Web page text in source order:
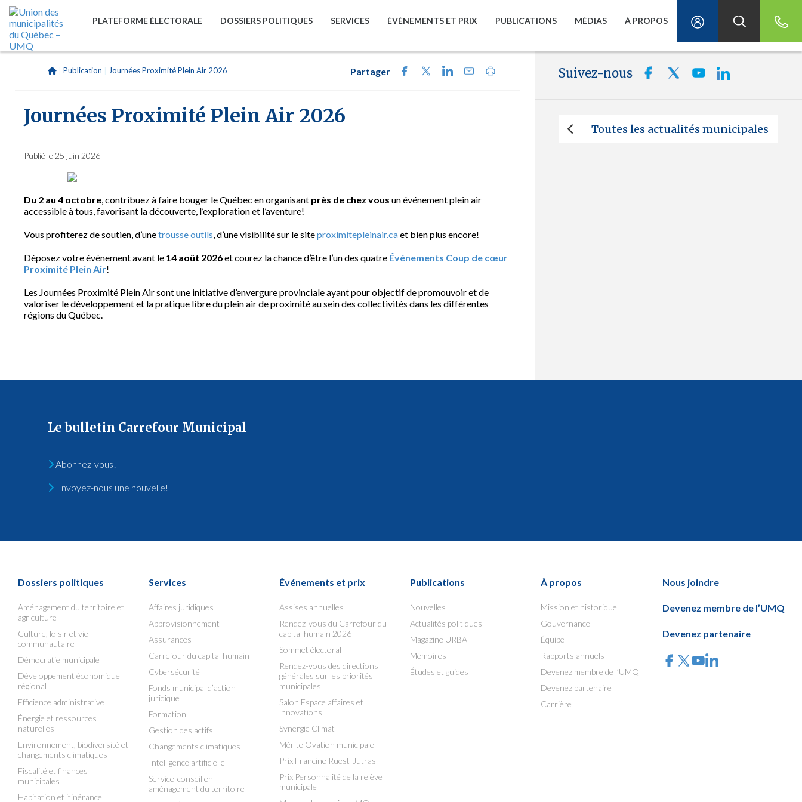
PLATEFORME ÉLECTORALE DOSSIERS POLITIQUES SERVICES ÉVÉNEMENTS ET PRIX PUBLICATIONS MÉDIAS À PROPOS
Publication Journées Proximité Plein Air 2026 Partager
Journées Proximité Plein Air 2026
Publié le 25 juin 2026
Du 2 au 4 octobre, contribuez à faire bouger le Québec en organisant près de chez vous un événement plein air
accessible à tous, favorisant la découverte, l’exploration et l’aventure!
Vous profiterez de soutien, d’unetrousse outils, d’une visibilité sur le siteproximitepleinair.caet bien plus encore!
Déposez votre événement avant le 14 août 2026et courez la chance d’être l’un des quatre Événements Coup de cœur
Proximité Plein Air!
Les Journées Proximité Plein Air sont une initiative d’envergure provinciale ayant pour objectif de promouvoir et de
valoriser le développement et la pratique libre du plein air de proximité au sein des collectivités dans les différentes
régions du Québec.
Suivez-nous
Toutes les actualités municipales
Le bulletin Carrefour Municipal
Abonnez-vous!
Envoyez-nous une nouvelle!
Dossiers politiques
Aménagement du territoire et
agriculture
Culture, loisir et vie
communautaire
Démocratie municipale
Développement économique
régional
Efficience administrative
Énergie et ressources
naturelles
Environnement, biodiversité et
changements climatiques
Fiscalité et finances
municipales
Habitation et itinérance
Services
Affaires juridiques
Approvisionnement
Assurances
Carrefour du capital humain
Cybersécurité
Fonds municipal d’action
juridique
Formation
Gestion des actifs
Changements climatiques
Intelligence artificielle
Service-conseil en
aménagement du territoire
Événements et prix
Assises annuelles
Rendez-vous du Carrefour du
capital humain 2026
Sommet électoral
Rendez-vous des directions
générales sur les priorités
municipales
Salon Espace affaires et
innovations
Synergie Climat
Mérite Ovation municipale
Prix Francine Ruest-Jutras
Prix Personnalité de la relève
municipale
Publications
Nouvelles
Actualités politiques
Magazine URBA
Mémoires
Études et guides
À propos
Mission et historique
Gouvernance
Équipe
Rapports annuels
Devenez membre de l’UMQ
Devenez partenaire
Carrière
Nous joindre
Devenez membre de l’UMQ
Devenez partenaire